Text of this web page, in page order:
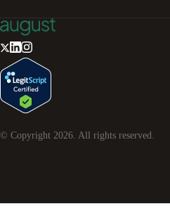
© Copyright 2026 . All rights reserved.